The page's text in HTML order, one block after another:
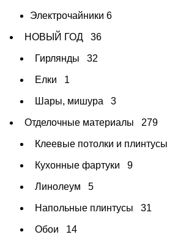
Электрочайники 6
НОВЫЙ ГОД 36
Гирлянды 32
Елки 1
Шары, мишура 3
Отделочные материалы 279
Клеевые потолки и плинтусы
Кухонные фартуки 9
Линолеум 5
Напольные плинтусы 31
Обои 14